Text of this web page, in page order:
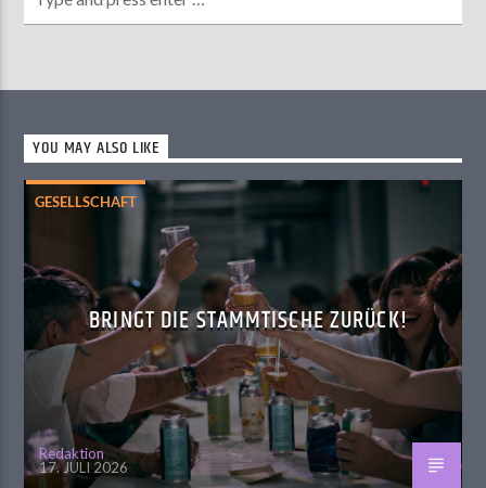
YOU MAY ALSO LIKE
GESELLSCHAFT
BRINGT DIE STAMMTISCHE ZURÜCK!
Redaktion
17. JULI 2026